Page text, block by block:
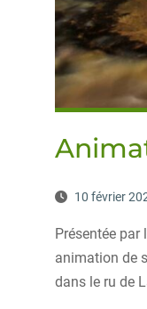
10 février
Présentée par
animation de
dans le ru de